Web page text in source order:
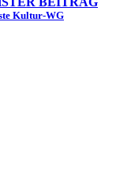
Kultur-WG